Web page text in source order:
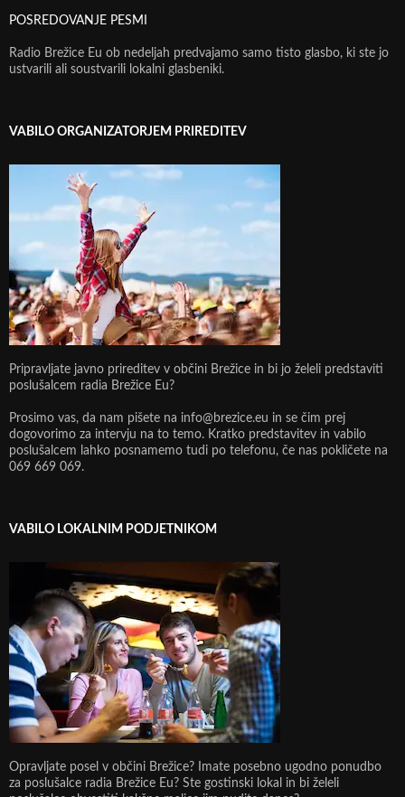
POSREDOVANJE PESMI
Radio Brežice Eu ob nedeljah predvajamo samo tisto glasbo, ki ste jo
ustvarili ali soustvarili lokalni glasbeniki.
VABILO ORGANIZATORJEM PRIREDITEV
Pripravljate javno prireditev v občini Brežice in bi jo želeli predstaviti
poslušalcem radia Brežice Eu?
Prosimo vas, da nam pišete na info@brezice.eu in se čim prej
dogovorimo za intervju na to temo. Kratko predstavitev in vabilo
poslušalcem lahko posnamemo tudi po telefonu, če nas pokličete na
069 669 069.
VABILO LOKALNIM PODJETNIKOM
Opravljate posel v občini Brežice? Imate posebno ugodno ponudbo
za poslušalce radia Brežice Eu? Ste gostinski lokal in bi želeli